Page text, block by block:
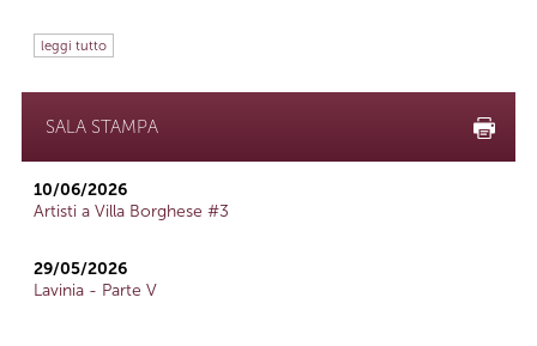
leggi tutto
SALA STAMPA
10/06/2026
Artisti a Villa Borghese #3
29/05/2026
Lavinia - Parte V